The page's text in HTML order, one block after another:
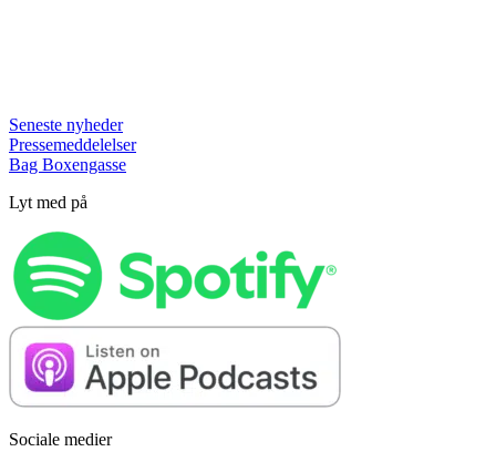
Seneste nyheder
Pressemeddelelser
Bag Boxengasse
Lyt med på
Sociale medier